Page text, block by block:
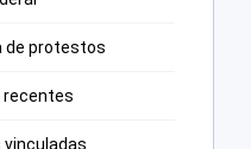
de protestos
recentes
vinculadas